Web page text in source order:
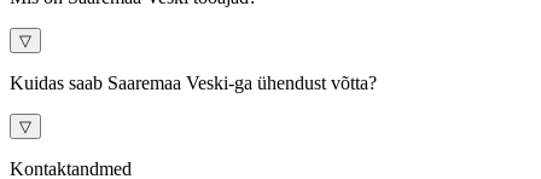
▽
Kuidas saab Saaremaa Veski-ga ühendust võtta?
▽
Kontaktandmed